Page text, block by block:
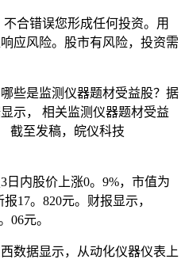
合错误您形成任何投资。用
应风险。股市有风险，投资需
是监测仪器题材受益股？据
示， 相关监测仪器题材受益
截至发稿，皖仪科技
内股价上涨0。9%，市值为
17。820元。财报显示，
06元。
据显示，从动化仪器仪表上